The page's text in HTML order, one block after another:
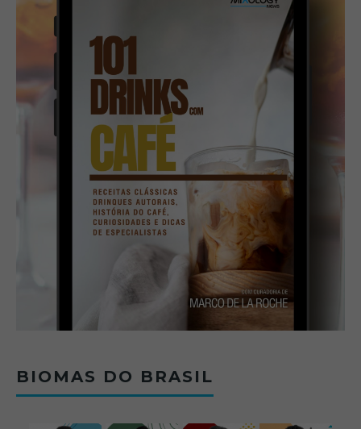
BIOMAS DO BRASIL